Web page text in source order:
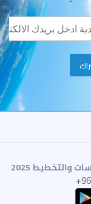
2025